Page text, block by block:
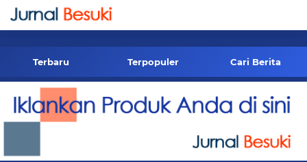
-->
Terbaru Terpopuler Cari Berita